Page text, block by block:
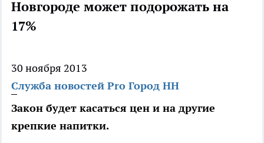
Новгороде может подорожать на
17%
30 ноября 2013
Служба новостей Pro Город НН
Закон будет касаться цен и на другие
крепкие напитки.